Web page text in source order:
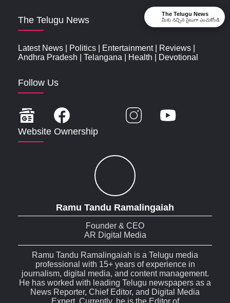
The Telugu News
Latest News Politics Entertainment| Reviews
Andhra Pradesh
Telangana Health Devotional
Follow Us
Website Ownership
Ramu Tandu Ramalingaiah
Founder & CEO
AR Digital Media
Ramu Tandu Ramalingaiah is a Telugu media
professional with 15+ years of experience in
journalism, digital media, and content management.
He has worked with leading Telugu newspapers as a
News Reporter, Chief Editor, and Digital Media
The Telugu News
మీకు నచ్చిన సైటుగా ఎంచుకోండి